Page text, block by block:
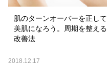
肌のターンオーバーを正して
美肌になろう。周期を整える
改善法
2018.12.17